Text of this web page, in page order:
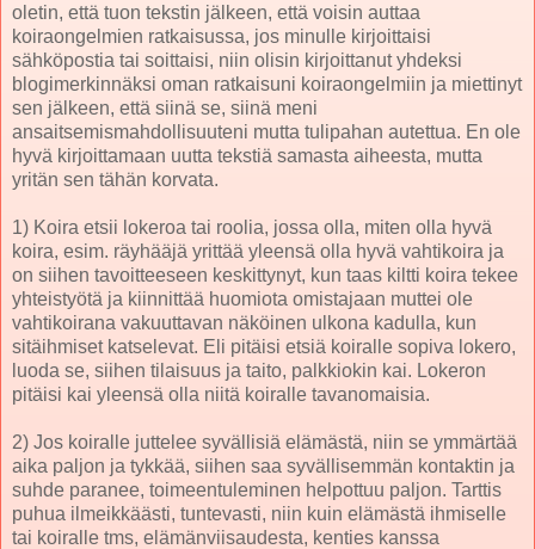
oletin, että tuon tekstin jälkeen, että voisin auttaa
koiraongelmien ratkaisussa, jos minulle kirjoittaisi
sähköpostia tai soittaisi, niin olisin kirjoittanut yhdeksi
blogimerkinnäksi oman ratkaisuni koiraongelmiin ja miettinyt
sen jälkeen, että siinä se, siinä meni
ansaitsemismahdollisuuteni mutta tulipahan autettua. En ole
hyvä kirjoittamaan uutta tekstiä samasta aiheesta, mutta
yritän sen tähän korvata.
1) Koira etsii lokeroa tai roolia, jossa olla, miten olla hyvä
koira, esim. räyhääjä yrittää yleensä olla hyvä vahtikoira ja
on siihen tavoitteeseen keskittynyt, kun taas kiltti koira tekee
yhteistyötä ja kiinnittää huomiota omistajaan muttei ole
vahtikoirana vakuuttavan näköinen ulkona kadulla, kun
sitäihmiset katselevat. Eli pitäisi etsiä koiralle sopiva lokero,
luoda se, siihen tilaisuus ja taito, palkkiokin kai. Lokeron
pitäisi kai yleensä olla niitä koiralle tavanomaisia.
2) Jos koiralle juttelee syvällisiä elämästä, niin se ymmärtää
aika paljon ja tykkää, siihen saa syvällisemmän kontaktin ja
suhde paranee, toimeentuleminen helpottuu paljon. Tarttis
puhua ilmeikkäästi, tuntevasti, niin kuin elämästä ihmiselle
tai koiralle tms, elämänviisaudesta, kenties kanssa